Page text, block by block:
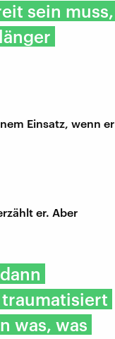
sein muss,
Einsatz, wenn er
er. Aber
was, was